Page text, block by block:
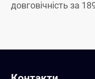
довговічність за